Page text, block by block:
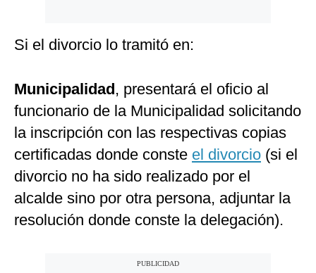
Si el divorcio lo tramitó en:
Municipalidad, presentará el oficio al
funcionario de la Municipalidad solicitando
la inscripción con las respectivas copias
certificadas donde conste el divorcio (si el
divorcio no ha sido realizado por el
alcalde sino por otra persona, adjuntar la
resolución donde conste la delegación).